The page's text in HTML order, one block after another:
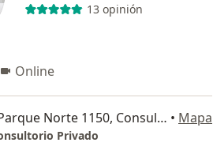
13 opinión
Online
Avenida Del Parque Norte 1150, Consultorio 508, Lima • Mapa
Privado